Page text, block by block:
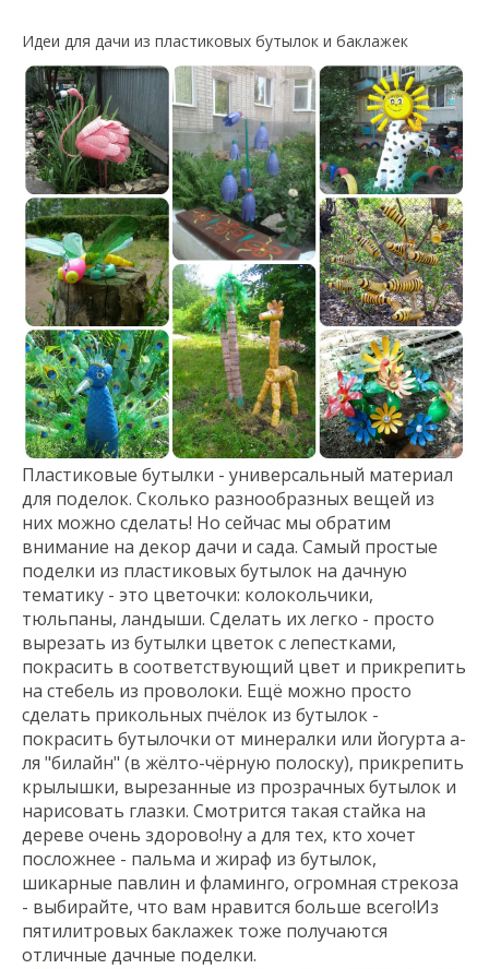
Идеи для дачи из пластиковых бутылок и баклажек
Пластиковые бутылки - универсальный материал
для поделок. Сколько разнообразных вещей из
них можно сделать! Но сейчас мы обратим
внимание на декор дачи и сада. Самый простые
поделки из пластиковых бутылок на дачную
тематику - это цветочки: колокольчики,
тюльпаны, ландыши. Сделать их легко - просто
вырезать из бутылки цветок с лепестками,
покрасить в соответствующий цвет и прикрепить
на стебель из проволоки. Ещё можно просто
сделать прикольных пчёлок из бутылок -
покрасить бутылочки от минералки или йогурта а-
ля "билайн" (в жёлто-чёрную полоску), прикрепить
крылышки, вырезанные из прозрачных бутылок и
нарисовать глазки. Смотрится такая стайка на
дереве очень здорово!ну а для тех, кто хочет
посложнее - пальма и жираф из бутылок,
шикарные павлин и фламинго, огромная стрекоза
- выбирайте, что вам нравится больше всего!Из
пятилитровых баклажек тоже получаются
отличные дачные поделки.